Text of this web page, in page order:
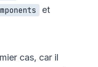
et
cas, car il